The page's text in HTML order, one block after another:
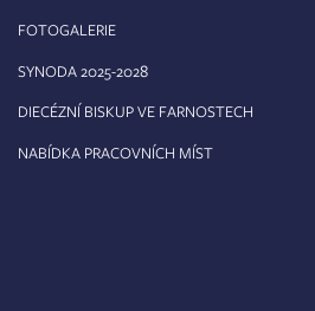
FOTOGALERIE
SYNODA 2025-2028
DIECÉZNÍ BISKUP VE FARNOSTECH
NABÍDKA PRACOVNÍCH MÍST